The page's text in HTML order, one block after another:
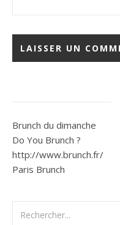
Brunch du dimanche
Do You Brunch ?
http://www.brunch.fr/
Paris Brunch